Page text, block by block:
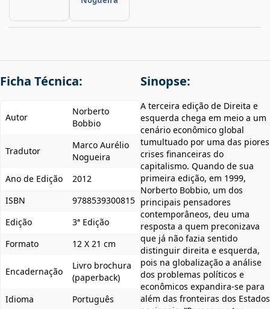
Ficha Técnica:
Autor
Norberto
Bobbio
Tradutor
Marco Aurélio
Nogueira
Ano de Edição
2012
ISBN
9788539300815
Edição
3ª Edição
Formato
12 X 21 cm
Encadernação
Livro brochura
(paperback)
Idioma
Português
Sinopse:
A terceira edição de Direita e
esquerda chega em meio a um
cenário econômico global
tumultuado por uma das piores
crises financeiras do
capitalismo. Quando de sua
primeira edição, em 1999,
Norberto Bobbio, um dos
principais pensadores
contemporâneos, deu uma
resposta a quem preconizava
que já não fazia sentido
distinguir direita e esquerda,
pois na globalização a análise
dos problemas políticos e
econômicos expandira-se para
além das fronteiras dos Estados